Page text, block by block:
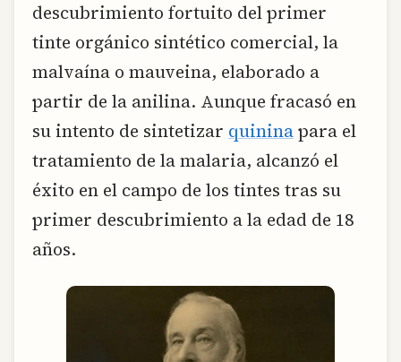
descubrimiento fortuito del primer
tinte orgánico sintético comercial, la
malvaína o mauveina, elaborado a
partir de la anilina. Aunque fracasó en
su intento de sintetizar quininapara el
tratamiento de la malaria, alcanzó el
éxito en el campo de los tintes tras su
primer descubrimiento a la edad de 18
años.